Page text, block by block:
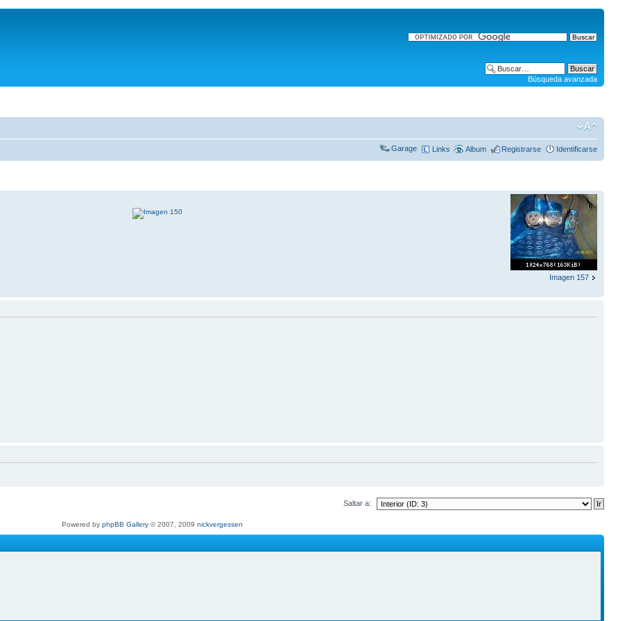
Búsqueda avanzada
Garage Links Album Registrarse Identificarse
Imagen 157
Saltar a:
Powered by phpBB Gallery© 2007, 2009 nickvergessen